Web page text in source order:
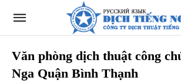
Văn phòng dịch thuật công
Nga Quận Bình Thạnh